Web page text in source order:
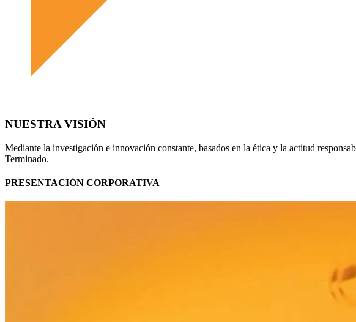
NUESTRA VISIÓN
Mediante la investigación e innovación constante, basados en la ética y la actitud
Terminado.
PRESENTACIÓN CORPORATIVA